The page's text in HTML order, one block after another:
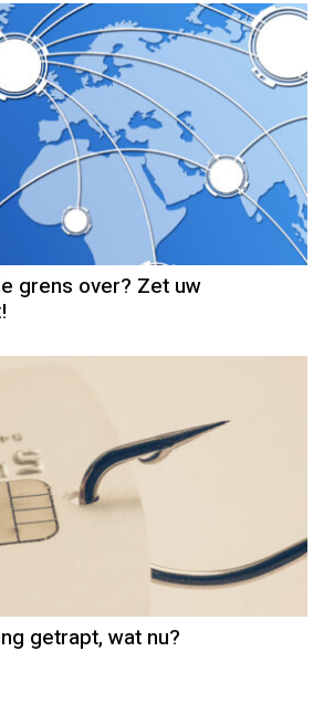
grens over? Zet uw
getrapt, wat nu?